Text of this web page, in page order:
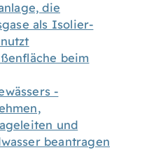
die
als Isolier-
beim
-
und
beantragen